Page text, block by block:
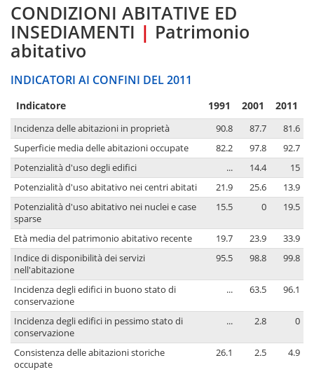
CONDIZIONI ABITATIVE ED
INSEDIAMENTI | Patrimonio
abitativo
INDICATORI AI CONFINI DEL 2011
Indicatore 1991 2001 2011
Incidenza delle abitazioni in proprietà 90.8 87.7
81.6
Superficie media delle abitazioni occupate
82.2 97.8
92.7
Potenzialità d'uso degli edifici
... 14.4
15
Potenzialità d'uso abitativo nei centri abitati
21.9 25.6
13.9
Potenzialità d'uso abitativo nei nuclei e case
sparse
15.5 0 19.5
Età media del patrimonio abitativo recente 19.7 23.9
33.9
Indice di disponibilità dei servizi
nell'abitazione
95.5 98.8 99.8
Incidenza degli edifici in buono stato di
conservazione
... 63.5 96.1
Incidenza degli edifici in pessimo stato di
conservazione
... 2.8 0
Consistenza delle abitazioni storiche
occupate
26.1 2.5 4.9